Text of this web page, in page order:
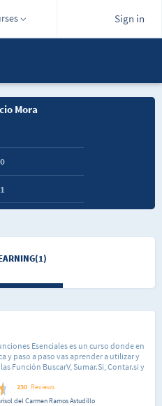
Sign in
Mora
0
1
Esenciales es un curso donde en
y paso a paso vas aprender a utilizar y
Función BuscarV, Sumar.Si, Contar.si y
de ejercicios prácticos. Ademas vas
tablas a utilizarlas de forma eficiente.
230 Reviews
del Carmen Ramos Astudillo